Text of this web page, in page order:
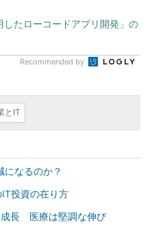
たローコードアプリ開発」の
Recommended by
とIT
になるのか？
IT投資の在り方
成長 医療は堅調な伸び